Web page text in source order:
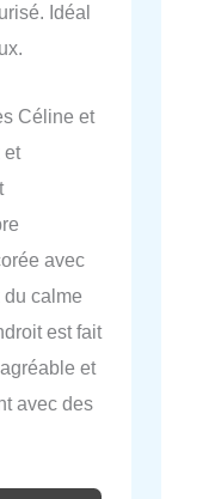
Idéal
Céline et
et
avec
calme
est fait
et
avec des